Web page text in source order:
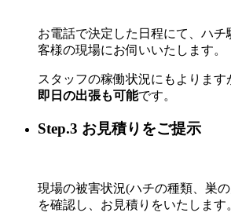
お電話で決定した日程にて、ハチ
客様の現場にお伺いいたします。
スタッフの稼働状況にもよります
即日の出張も可能です。
Step.3 お見積りをご提示
現場の被害状況(ハチの種類、巣
を確認し、お見積りをいたします